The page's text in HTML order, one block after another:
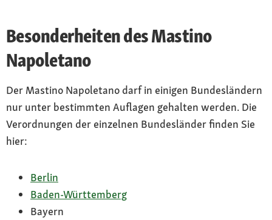
Besonderheiten des Mastino
Napoletano
Der Mastino Napoletano darf in einigen Bundesländern
nur unter bestimmten Auflagen gehalten werden. Die
Verordnungen der einzelnen Bundesländer finden Sie
hier:
Berlin
Baden-Württemberg
Bayern